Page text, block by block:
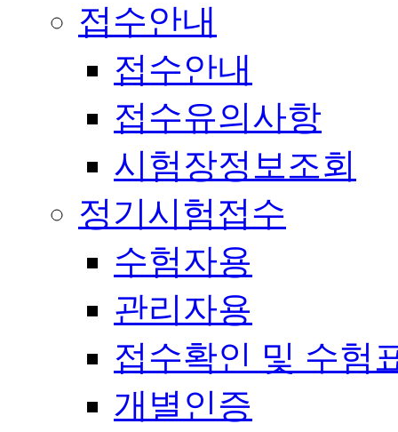
접수안내
접수안내
접수유의사항
시험장정보조회
정기시험접수
수험자용
관리자용
접수확인 및 수험
개별인증